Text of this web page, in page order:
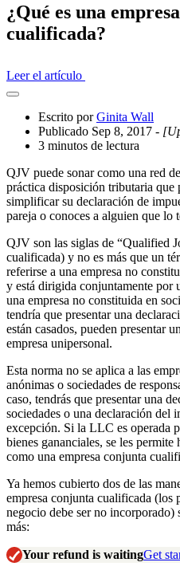
¿Qué es una
cualificada?
Leer el artículo
Abrir
cajón
compartido
Escrito porGinita Wall
Publicado Sep 8, 2017 -
3 minutos de lectura
QJV puede sonar como una red
práctica disposición tributaria que
simplificar su declaración de
pareja o conoces a alguien que lo
QJV son las siglas de “Qualified
cualificada) y no es más que un
referirse a una empresa no
y está dirigida conjuntamente por
una empresa no constituida en
tendría que presentar una
están casados, pueden presentar
empresa unipersonal.
Esta norma no se aplica a las
anónimas o sociedades de
caso, tendrás que presentar una
sociedades o una declaración del
excepción. Si la LLC es operada
bienes gananciales, se les
como una empresa conjunta
Ya hemos cubierto dos de las
empresa conjunta cualificada (los
negocio debe ser no
más:
Your refund is waitingGet